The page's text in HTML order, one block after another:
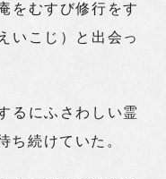
をむすび修行をす
いこじ）と出会っ
るにふさわしい霊
ち続けていた。